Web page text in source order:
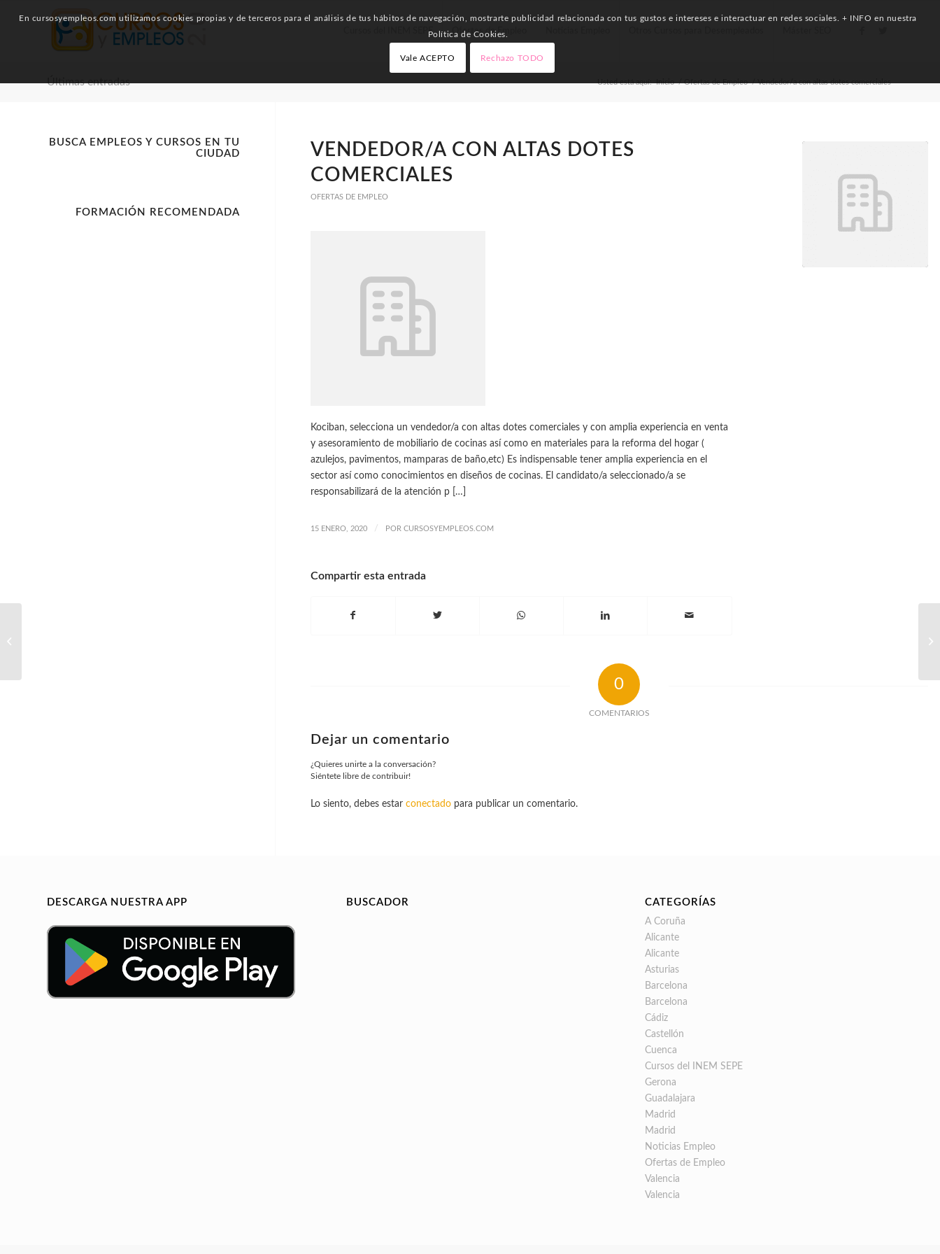
Cursos del INEM SEPE Ofertas de Empleo
Últimas entradas Usted está aquí: Inicio / Ofertas de Empleo / Vendedor/a con altas dotes comerciales
VENDEDOR/A CON ALTAS DOTES
COMERCIALES
OFERTAS DE EMPLEO
Kociban, selecciona un vendedor/a con altas dotes comerciales y con amplia experiencia en venta
y asesoramiento de mobiliario de cocinas así como en materiales para la reforma del hogar (
azulejos, pavimentos, mamparas de baño,etc) Es indispensable tener amplia experiencia en el
sector así como conocimientos en diseños de cocinas. El candidato/a seleccionado/a se
responsabilizará de la atención p […]
15 ENERO, 2020 / POR CURSOSYEMPLEOS.COM
Compartir esta entrada
0
COMENTARIOS
Dejar un comentario
¿Quieres unirte a la conversación?
Siéntete libre de contribuir!
Lo siento, debes estar conectadopara publicar un comentario.
BUSCA EMPLEOS Y CURSOS EN TU
CIUDAD
FORMACIÓN RECOMENDADA
DESCARGA NUESTRA APP BUSCADOR CATEGORÍAS
A Coruña
Alicante
Alicante
Asturias
Barcelona
Barcelona
Cádiz
Castellón
Cuenca
Cursos del INEM SEPE
Gerona
Guadalajara
Madrid
Madrid
Noticias Empleo
Ofertas de Empleo
Valencia
Valencia
En cursosyempleos.com utilizamos cookies propias y de terceros para el análisis de tus hábitos de navegación, mostrarte publicidad relacionada con tus gustos e intereses e interactuar en redes sociales. + INFO en nuestra
Política de Cookies.
Vale ACEPTO Rechazo TODO